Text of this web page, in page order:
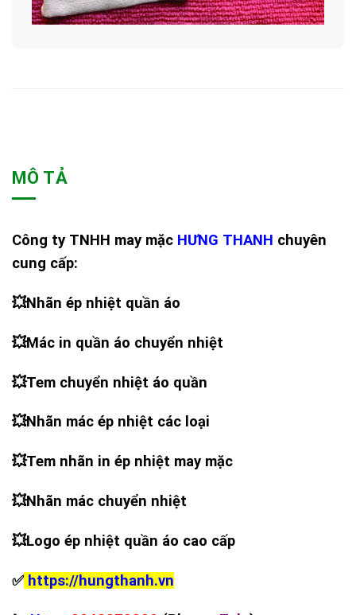
MÔ TẢ
Công ty TNHH may mặc HƯNG THANH chuyên
cung cấp:
💥Nhãn ép nhiệt quần áo
💥Mác in quần áo chuyển nhiệt
💥Tem chuyển nhiệt áo quần
💥Nhãn mác ép nhiệt các loại
💥Tem nhãn in ép nhiệt may mặc
💥Nhãn mác chuyển nhiệt
💥Logo ép nhiệt quần áo cao cấp
✅ https://hungthanh.vn